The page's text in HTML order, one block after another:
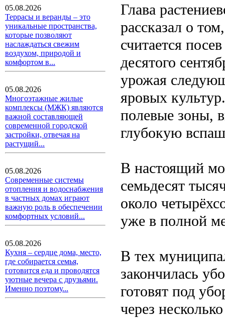
05.08.2026
Террасы и веранды – это
уникальные пространства,
которые позволяют
наслаждаться свежим
воздухом, природой и
комфортом в...
05.08.2026
Многоэтажные жилые
комплексы (МЖК) являются
важной составляющей
современной городской
застройки, отвечая на
растущий...
05.08.2026
Современные системы
отопления и водоснабжения
в частных домах играют
важную роль в обеспечении
комфортных условий...
05.08.2026
Кухня – сердце дома, место,
где собирается семья,
готовится еда и проводятся
уютные вечера с друзьями.
Именно поэтому...
Глава
рассказал о
считается
десятого
урожая
яровых
полевые зоны,
глубокую
В настоящий
семьдесят
около
уже в полной
В тех
закончилась
готовят под
через